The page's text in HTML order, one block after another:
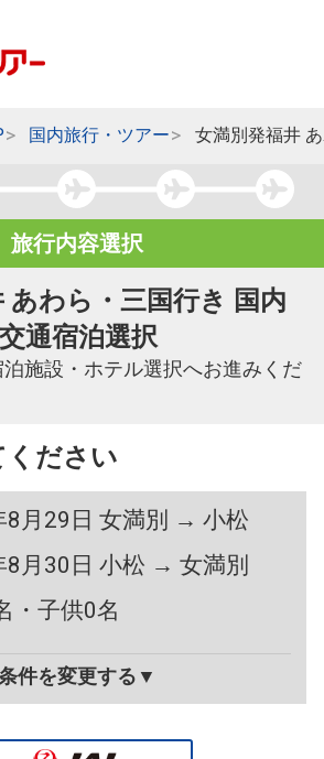
国内旅行・ツアー 女満別発福井
旅行内容選択
あわら・三国行き 国内
通宿泊選択
施設・ホテル選択へお進みくだ
ください
8月29日 女満別 → 小松
8月30日 小松 → 女満別
・子供0名
件を変更する▼